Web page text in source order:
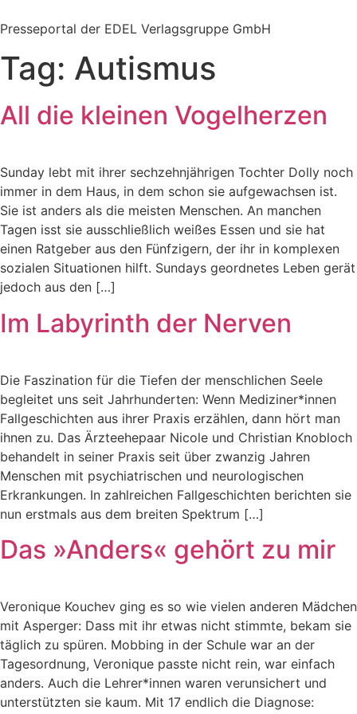
Inhalt
Presseportal der EDEL Verlagsgruppe GmbH
Tag: Autismus
All die kleinen Vogelherzen
Sunday lebt mit ihrer sechzehnjährigen Tochter Dolly noch
immer in dem Haus, in dem schon sie aufgewachsen ist.
Sie ist anders als die meisten Menschen. An manchen
Tagen isst sie ausschließlich weißes Essen und sie hat
einen Ratgeber aus den Fünfzigern, der ihr in komplexen
sozialen Situationen hilft. Sundays geordnetes Leben gerät
jedoch aus den […]
Im Labyrinth der Nerven
Die Faszination für die Tiefen der menschlichen Seele
begleitet uns seit Jahrhunderten: Wenn Mediziner*innen
Fallgeschichten aus ihrer Praxis erzählen, dann hört man
ihnen zu. Das Ärzteehepaar Nicole und Christian Knobloch
behandelt in seiner Praxis seit über zwanzig Jahren
Menschen mit psychiatrischen und neurologischen
Erkrankungen. In zahlreichen Fallgeschichten berichten sie
nun erstmals aus dem breiten Spektrum […]
Das »Anders« gehört zu mir
Veronique Kouchev ging es so wie vielen anderen Mädchen
mit Asperger: Dass mit ihr etwas nicht stimmte, bekam sie
täglich zu spüren. Mobbing in der Schule war an der
Tagesordnung, Veronique passte nicht rein, war einfach
anders. Auch die Lehrer*innen waren verunsichert und
unterstützten sie kaum. Mit 17 endlich die Diagnose: